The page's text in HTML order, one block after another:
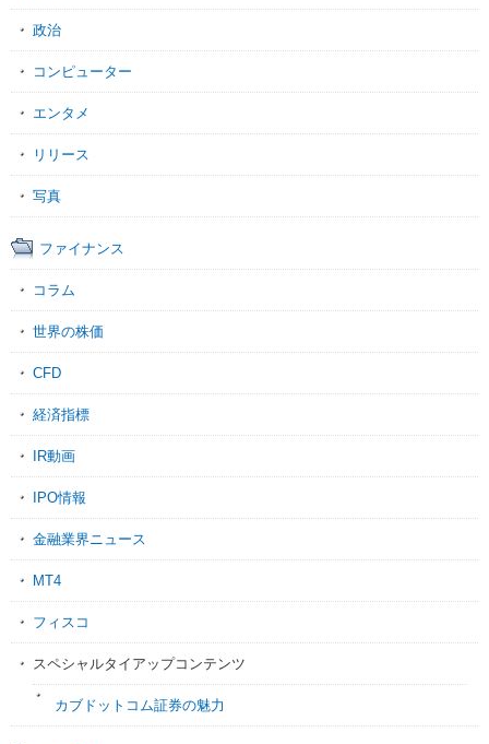
政治
コンピューター
エンタメ
リリース
写真
ファイナンス
コラム
世界の株価
CFD
経済指標
IR動画
IPO情報
金融業界ニュース
MT4
フィスコ
スペシャルタイアップコンテンツ
カブドットコム証券の魅力